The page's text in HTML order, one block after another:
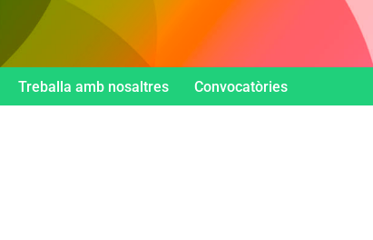
Treballa amb nosaltres Convocatòries